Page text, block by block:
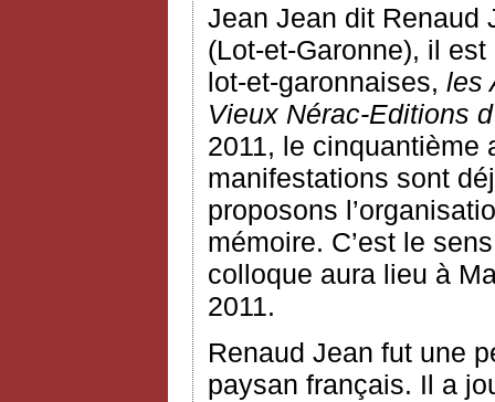
Jean Jean dit Renaud
(Lot-et-Garonne), il
lot-et-garonnaises, les
Vieux Nérac-Editions
2011, le cinquantième
manifestations sont
proposons
mémoire. C’est le
colloque aura lieu à
2011.
Renaud Jean fut une
paysan français. Il a